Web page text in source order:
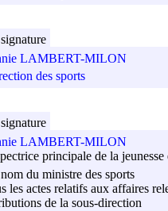
LAMBERT-MILON
des sports
LAMBERT-MILON
principale de la jeunesse
du ministre des sports
les actes relatifs aux affaires
de la sous-direction